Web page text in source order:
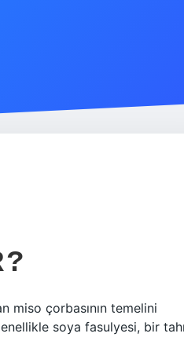
miso çorbasının temelini
soya fasulyesi, bir